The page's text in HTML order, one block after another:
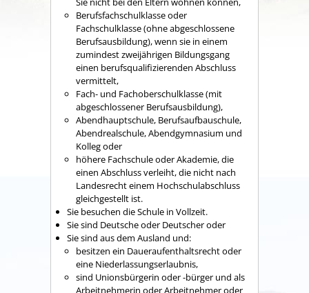
Berufsfachschulklasse oder
Fachschulklasse (ohne abgeschlossene
Berufsausbildung), wenn sie in einem
zumindest zweijährigen Bildungsgang
einen berufsqualifizierenden Abschluss
vermittelt,
Fach- und Fachoberschulklasse (mit
abgeschlossener Berufsausbildung),
Abendhauptschule, Berufsaufbauschule,
Abendrealschule, Abendgymnasium und
Kolleg oder
höhere Fachschule oder Akademie, die
einen Abschluss verleiht, die nicht nach
Landesrecht einem Hochschulabschluss
gleichgestellt ist.
Sie besuchen die Schule in Vollzeit.
Sie sind Deutsche oder Deutscher oder
Sie sind aus dem Ausland und:
besitzen ein Daueraufenthaltsrecht oder
eine Niederlassungserlaubnis,
sind Unionsbürgerin oder -bürger und als
Arbeitnehmerin oder Arbeitnehmer oder